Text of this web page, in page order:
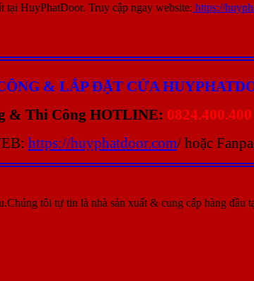
HuyPhatDoor. Truy cập ngay website: https://
& LẮP ĐẶT CỬA
& Thi Công HOTLINE: 0824.400.400
https://huyphatdoor.com/ hoặc
tôi tự tin là nhà sản xuất & cung cấp hàng đầu